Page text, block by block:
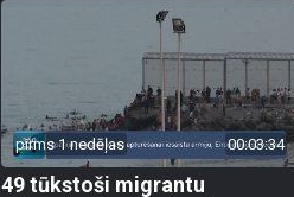
pirms 1 nedēļas 00:03:34
49 tūkstoši migrantu